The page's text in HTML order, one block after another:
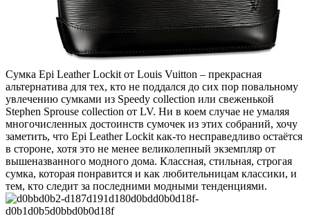
Сумка Epi Leather Lockit от Louis Vuitton – прекрасная
альтернатива для тех, кто не поддался до сих пор повальному
увлечению сумками из Speedy collection или свеженькой
Stephen Sprouse collection от LV. Ни в коем случае не умаляя
многочисленных достоинств сумочек из этих собраний, хочу
заметить, что Epi Leather Lockit как-то несправедливо остаётся
в стороне, хотя это не менее великолепный экземпляр от
вышеназванного модного дома. Классная, стильная, строгая
сумка, которая понравится и как любительницам классики, и
тем, кто следит за последними модными тенденциями.